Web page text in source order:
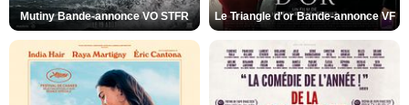
Mutiny Bande-annonce VO STFR Le Triangle d'or Bande-annonce VF